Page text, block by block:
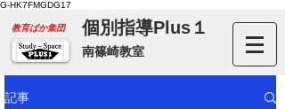
G-HK7FMGDG17
​教育ばか集団 個別指導Plus１
南篠崎教室
記事